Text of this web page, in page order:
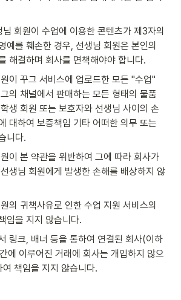
회원이 수업에 이용한 콘텐츠가 제3자의
예를 훼손한 경우, 선생님 회원은 본인의
해결하며 회사를 면책해야야 합니다.
이 꾸그 서비스에 업로드한 모든 "수업"
의 채널에서 판매하는 모든 형태의 물품
생 회원 또는 보호자와 선생님 사이의 손
대하여 보증책임 기타 어떠한 의무 또는
니다.
이 본 약관을 위반하여 그에 따라 회사가
생님 회원에게 발생한 손해를 배상하지 않
의 귀책사유로 인한 수업 지원 서비스의
임을 지지 않습니다.
링크, 배너 등을 통하여 연결된 회사(이하
에 이루어진 거래에 회사는 개입하지 않으
책임을 지지 않습니다.